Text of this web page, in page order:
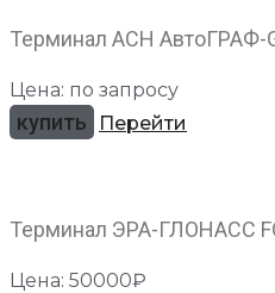
Терминал АСН АвтоГРАФ-
Цена: по запросу
купить Перейти
Терминал ЭРА-ГЛОНАСС
Цена: 50000₽